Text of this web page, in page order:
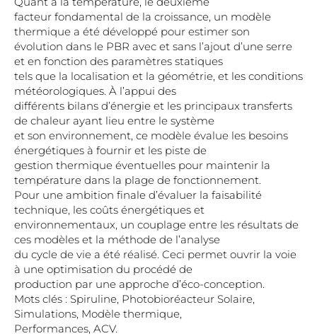
facteur fondamental de la croissance, un modèle
thermique a été développé pour estimer son
évolution dans le PBR avec et sans l’ajout d’une serre
et en fonction des paramètres statiques
tels que la localisation et la géométrie, et les conditions
météorologiques. À l’appui des
différents bilans d’énergie et les principaux transferts
de chaleur ayant lieu entre le système
et son environnement, ce modèle évalue les besoins
énergétiques à fournir et les piste de
gestion thermique éventuelles pour maintenir la
température dans la plage de fonctionnement.
Pour une ambition finale d’évaluer la faisabilité
technique, les coûts énergétiques et
environnementaux, un couplage entre les résultats de
ces modèles et la méthode de l’analyse
du cycle de vie a été réalisé. Ceci permet ouvrir la voie
à une optimisation du procédé de
production par une approche d’éco-conception.
Mots clés : Spiruline, Photobioréacteur Solaire,
Simulations, Modèle thermique,
Performances, ACV.